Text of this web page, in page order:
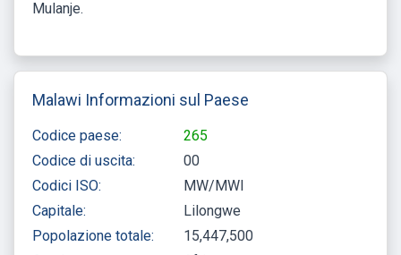
Mulanje
Malawi Informazioni sul Paese
Codice paese:
265
Codice di uscita:
00
Codici ISO:
MW/MWI
Capitale:
Lilongwe
Popolazione totale:
15,447,500